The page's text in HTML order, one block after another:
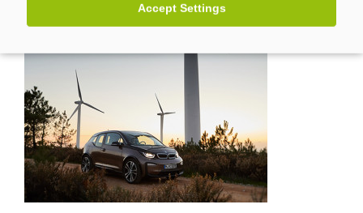
Accept Settings